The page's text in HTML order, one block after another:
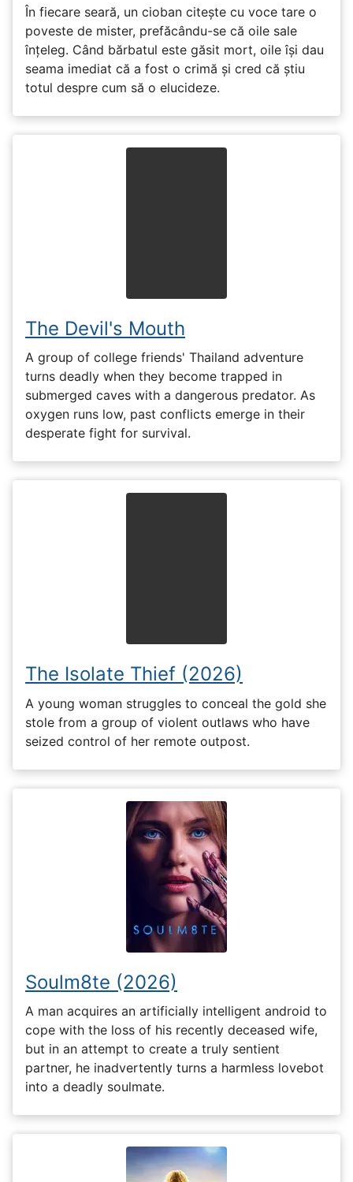
În fiecare seară, un cioban citește cu voce tare o
poveste de mister, prefăcându-se că oile sale
înțeleg. Când bărbatul este găsit mort, oile își dau
seama imediat că a fost o crimă și cred că știu
totul despre cum să o elucideze.
The Devil's Mouth
A group of college friends' Thailand adventure
turns deadly when they become trapped in
submerged caves with a dangerous predator. As
oxygen runs low, past conflicts emerge in their
desperate fight for survival.
The Isolate Thief (2026)
A young woman struggles to conceal the gold she
stole from a group of violent outlaws who have
seized control of her remote outpost.
Soulm8te (2026)
A man acquires an artificially intelligent android to
cope with the loss of his recently deceased wife,
but in an attempt to create a truly sentient
partner, he inadvertently turns a harmless lovebot
into a deadly soulmate.